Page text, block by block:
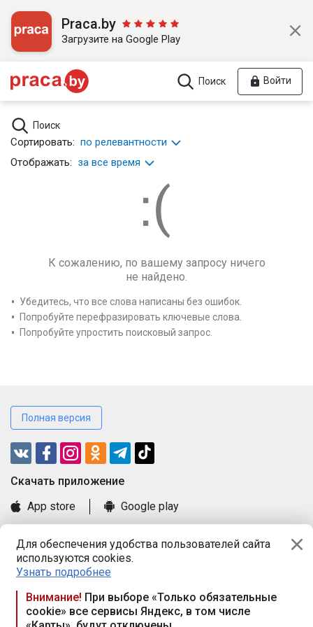
Для обеспечения удобства пользователей сайта
используются cookies.
Узнать подробнее
Внимание! При выборе «Только обязательные
cookie» все сервисы Яндекс, в том числе
Praca.by
Загрузите на Google Play
Поиск Войти
Поиск
Сортировать: по релевантности
Отображать: за все время
К сожалению, по вашему запросу ничего
не найдено.
Убедитесь, что все слова написаны без ошибок.
Попробуйте перефразировать ключевые слова.
Попробуйте упростить поисковый запрос.
Полная версия
Cкачать приложение
App store
Google play
Книга замечаний и предложений
Правила и документы
Praca.by © 2000—2026, ООО «ПРАЦА БАЙ»
Республика Беларусь, 220114, г. Минск, пр-т Независимости
117а, пом. № 9.